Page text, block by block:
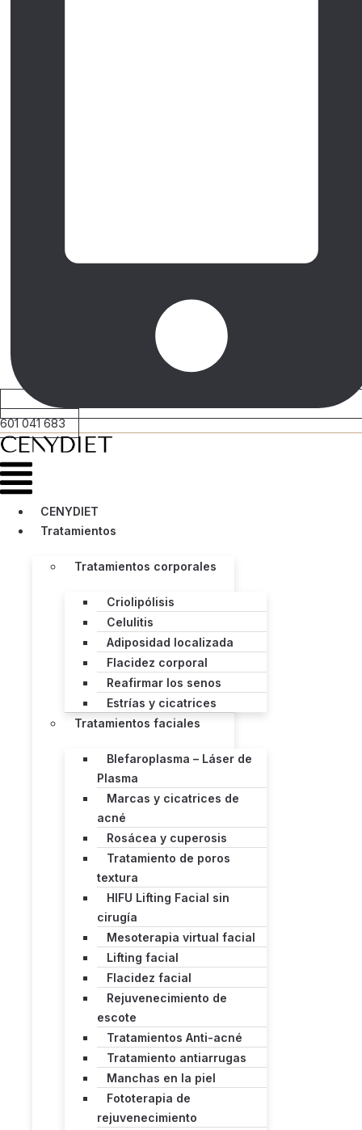
601 041 683
Menú
CENYDIET
Tratamientos
Tratamientos corporales
Criolipólisis
Celulitis
Adiposidad localizada
Flacidez corporal
Reafirmar los senos
Estrías y cicatrices
Tratamientos faciales
Blefaroplasma – Láser de
Plasma
Marcas y cicatrices de
acné
Rosácea y cuperosis
Tratamiento de poros
textura
HIFU Lifting Facial sin
cirugía
Mesoterapia virtual facial
Lifting facial
Flacidez facial
Rejuvenecimiento de
escote
Tratamientos Anti-acné
Tratamiento antiarrugas
Manchas en la piel
Fototerapia de
rejuvenecimiento